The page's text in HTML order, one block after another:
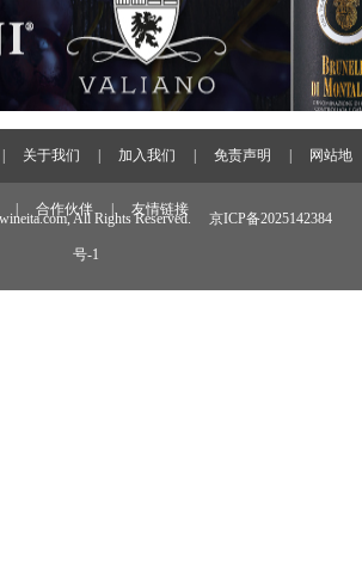
关于我们 加入我们 免责声明 网站地
合作伙伴 友情链接
All Rights Reserved. 京ICP备2025142384
号-1